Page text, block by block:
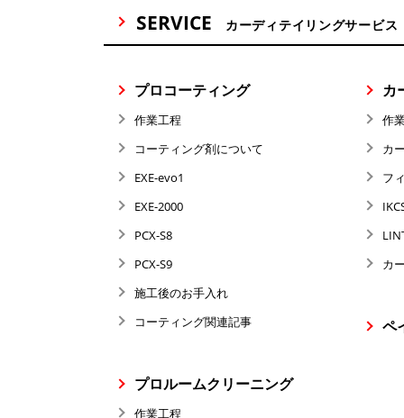
SERVICE カーディテイリングサービス
プロコーティング
作業工程
コーティング剤について
EXE-evo1
EXE-2000
PCX-S8
PCX-S9
施工後のお手入れ
コーティング関連記事
プロルームクリーニング
作業工程
カ
作
カ
フ
カ
ペ